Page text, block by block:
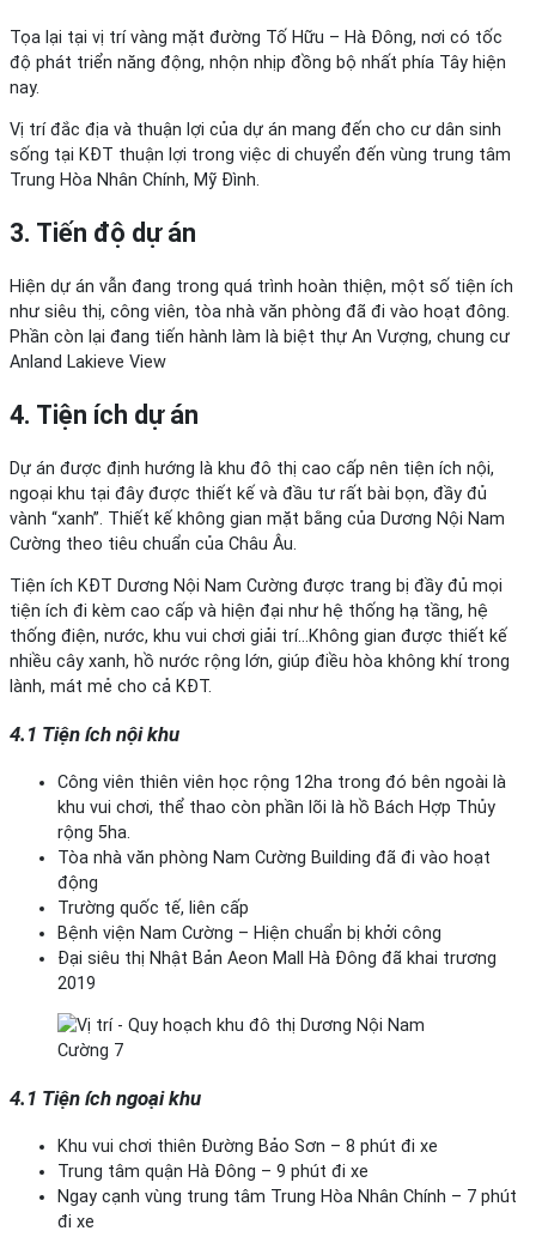
Tọa lại tại vị trí vàng mặt đường Tố Hữu – Hà Đông, nơi có tốc
độ phát triển năng động, nhộn nhịp đồng bộ nhất phía Tây hiện
nay.
Vị trí đắc địa và thuận lợi của dự án mang đến cho cư dân sinh
sống tại KĐT thuận lợi trong việc di chuyển đến vùng trung tâm
Trung Hòa Nhân Chính, Mỹ Đình.
3. Tiến độ dự án
Hiện dự án vẫn đang trong quá trình hoàn thiện, một số tiện ích
như siêu thị, công viên, tòa nhà văn phòng đã đi vào hoạt đông.
Phần còn lại đang tiến hành làm là biệt thự An Vượng, chung cư
Anland Lakieve View
4. Tiện ích dự án
Dự án được định hướng là khu đô thị cao cấp nên tiện ích nội,
ngoại khu tại đây được thiết kế và đầu tư rất bài bọn, đầy đủ
vành “xanh”. Thiết kế không gian mặt bằng của Dương Nội Nam
Cường theo tiêu chuẩn của Châu Âu.
Tiện ích KĐT Dương Nội Nam Cường được trang bị đầy đủ mọi
tiện ích đi kèm cao cấp và hiện đại như hệ thống hạ tầng, hệ
thống điện, nước, khu vui chơi giải trí…Không gian được thiết kế
nhiều cây xanh, hồ nước rộng lớn, giúp điều hòa không khí trong
lành, mát mẻ cho cả KĐT.
4.1 Tiện ích nội khu
Công viên thiên viên học rộng 12ha trong đó bên ngoài là
khu vui chơi, thể thao còn phần lõi là hồ Bách Hợp Thủy
rộng 5ha.
Tòa nhà văn phòng Nam Cường Building đã đi vào hoạt
động
Trường quốc tế, liên cấp
Bệnh viện Nam Cường – Hiện chuẩn bị khởi công
Đại siêu thị Nhật Bản Aeon Mall Hà Đông đã khai trương
2019
4.1 Tiện ích ngoại khu
Khu vui chơi thiên Đường Bảo Sơn – 8 phút đi xe
Trung tâm quận Hà Đông – 9 phút đi xe
Ngay cạnh vùng trung tâm Trung Hòa Nhân Chính – 7 phút
đi xe